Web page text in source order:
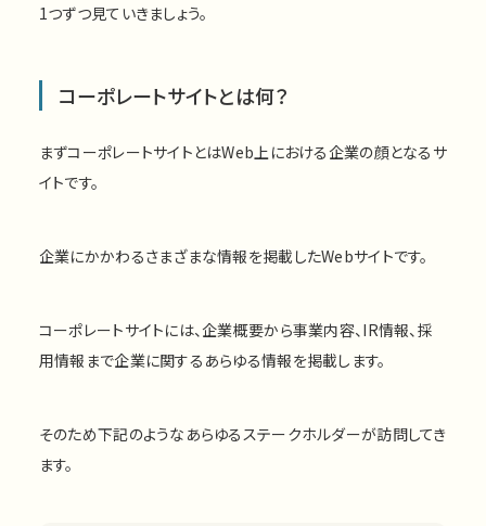
1つずつ見ていきましょう。
コーポレートサイトとは何？
まずコーポレートサイトとはWeb上における企業の顔となるサ
イトです。
企業にかかわるさまざまな情報を掲載したWebサイトです。
コーポレートサイトには、企業概要から事業内容、IR情報、採
用情報まで企業に関するあらゆる情報を掲載します。
そのため下記のようなあらゆるステークホルダーが訪問してき
ます。